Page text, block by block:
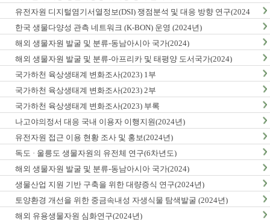
유전자원 디지털염기서열정보(DSI) 쟁점분석 및 대응 방향 연구(2024
년)
한국 생물다양성 관측 네트워크 (K-BON) 운영 (2024년)
해외 생물자원 발굴 및 분류-동남아시아 국가(2024)
해외 생물자원 발굴 및 분류-아프리카 및 태평양 도서국가(2024)
국가하천 육상생태계 변화조사(2023) 1부
국가하천 육상생태계 변화조사(2023) 2부
국가하천 육상생태계 변화조사(2023) 부록
나고야의정서 대응 국내 이용자 이행지원(2024년)
유전자원 접근 이용 현황 조사 및 홍보(2024년)
독도 · 울릉도 생물자원의 유전체 연구(6차년도)
해외 생물자원 발굴 및 분류-동남아시아 국가(2024)
생물산업 지원 기반 구축을 위한 대량증식 연구(2024년)
토양환경 개선을 위한 중금속내성 자생식물 탐색발굴 (2024년)
해외 유용생물자원 심화연구(2024년)